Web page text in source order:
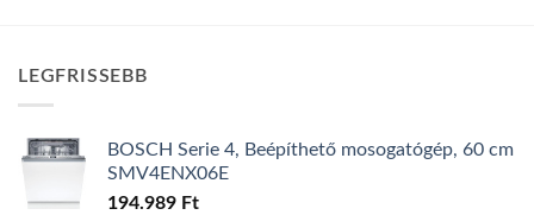
LEGFRISSEBB
BOSCH Serie 4, Beépíthető mosogatógép, 60 cm
SMV4ENX06E
194.989 Ft